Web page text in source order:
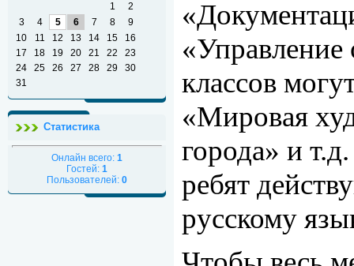
1
2
3
4 5 6 7 8
9
10
11 12 13 14 15
16
17
18 19 20 21 22
23
24
25 26 27 28 29
30
31
Статистика
Онлайн всего: 1
Гостей: 1
Пользователей: 0
классов
«Мировая
города» и
ребят
русскому